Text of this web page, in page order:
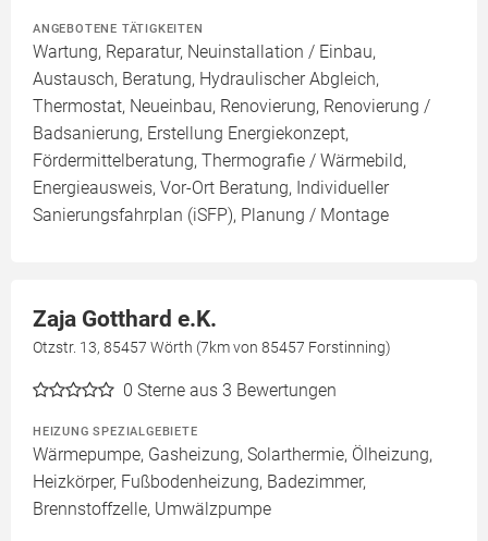
ANGEBOTENE TÄTIGKEITEN
Wartung, Reparatur, Neuinstallation / Einbau,
Austausch, Beratung, Hydraulischer Abgleich,
Thermostat, Neueinbau, Renovierung, Renovierung /
Badsanierung, Erstellung Energiekonzept,
Fördermittelberatung, Thermografie / Wärmebild,
Energieausweis, Vor-Ort Beratung, Individueller
Sanierungsfahrplan (iSFP), Planung / Montage
Zaja Gotthard e.K.
Otzstr. 13, 85457 Wörth (7km von 85457 Forstinning)
0 Sterne aus 3 Bewertungen
HEIZUNG SPEZIALGEBIETE
Wärmepumpe, Gasheizung, Solarthermie, Ölheizung,
Heizkörper, Fußbodenheizung, Badezimmer,
Brennstoffzelle, Umwälzpumpe